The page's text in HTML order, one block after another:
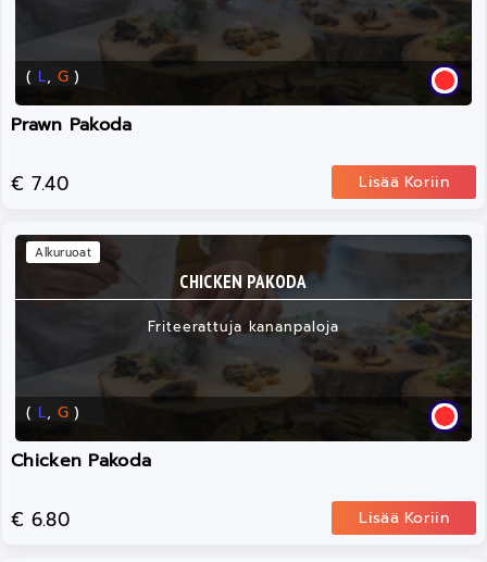
( L, G )
Prawn Pakoda
€ 7.40 Lisää Koriin
CHICKEN PAKODA
Friteerattuja kananpaloja
( L, G )
Alkuruoat
Chicken Pakoda
€ 6.80 Lisää Koriin